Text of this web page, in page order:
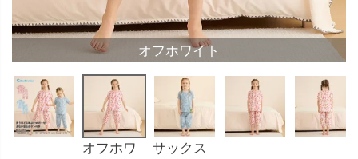
オフホワイト
オフホワ
サックス